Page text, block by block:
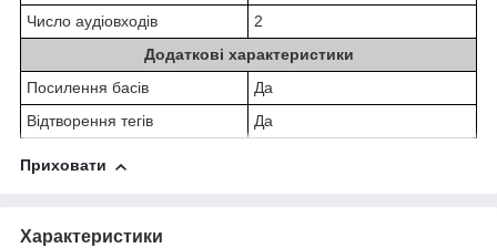
Число аудіовходів
2
Додаткові характеристики
Посилення басів
Да
Відтворення тегів
Да
Приховати
Характеристики